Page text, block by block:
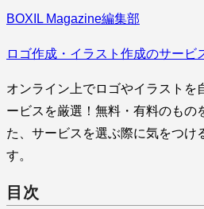
BOXIL Magazine編集部
ロゴ作成・イラスト作成のサービ
オンライン上でロゴやイラストを
ービスを厳選！無料・有料のもの
た、サービスを選ぶ際に気をつけ
す。
目次